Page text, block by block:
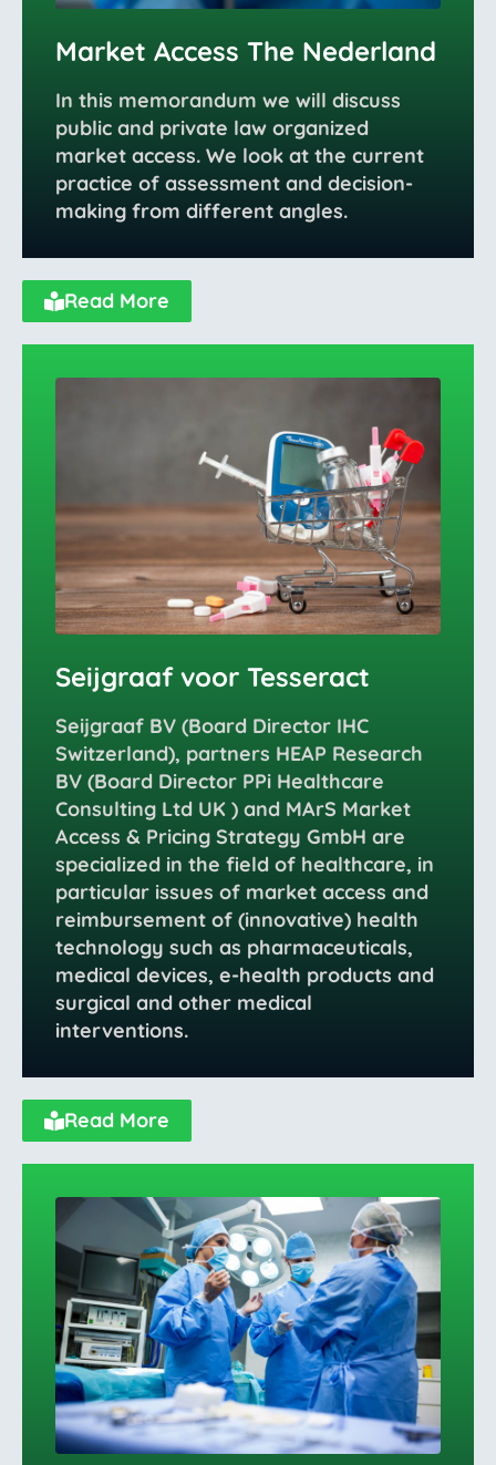
Market Access The Nederland
In this memorandum we will discuss
public and private law organized
market access. We look at the current
practice of assessment and decision-
making from different angles.
Read More
Seijgraaf voor Tesseract
Seijgraaf BV (Board Director IHC
Switzerland), partners HEAP Research
BV (Board Director PPi Healthcare
Consulting Ltd UK ) and MArS Market
Access & Pricing Strategy GmbH are
specialized in the field of healthcare, in
particular issues of market access and
reimbursement of (innovative) health
technology such as pharmaceuticals,
medical devices, e-health products and
surgical and other medical
interventions.
Read More